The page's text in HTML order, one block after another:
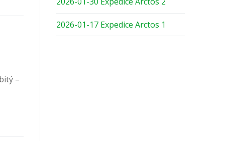
–
2026-01-17 Expedice Arctos 1